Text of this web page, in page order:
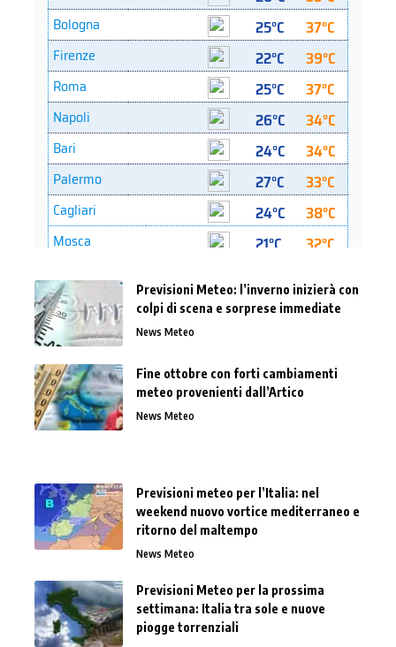
Previsioni Meteo: l’inverno inizierà con
colpi di scena e sorprese immediate
News Meteo
Fine ottobre con forti cambiamenti
meteo provenienti dall’Artico
News Meteo
Previsioni meteo per l’Italia: nel
weekend nuovo vortice mediterraneo e
ritorno del maltempo
News Meteo
Previsioni Meteo per la prossima
settimana: Italia tra sole e nuove
piogge torrenziali